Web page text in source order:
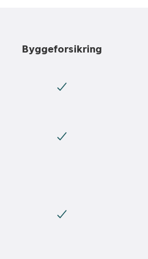
Byggeforsikring